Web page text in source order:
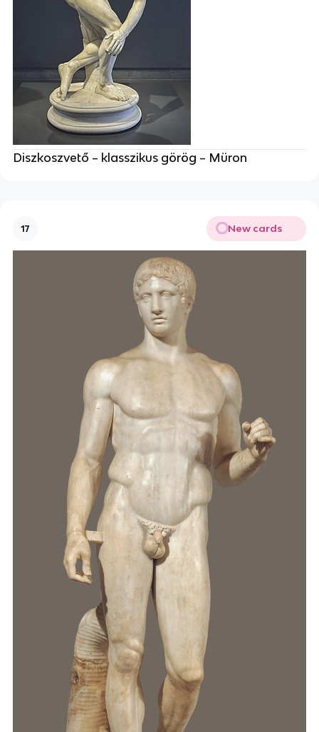
Diszkoszvető – klasszikus görög – Müron
17 New cards